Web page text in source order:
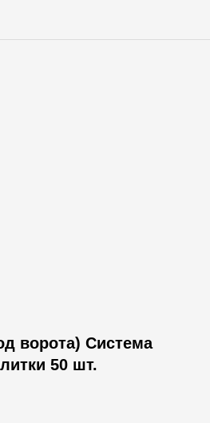
ворота) Система
50 шт.